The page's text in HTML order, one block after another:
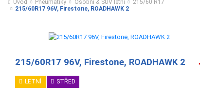
Úvod Pneumatiky Osobní & SUV letní
215/60 R17
215/60R17 96V, Firestone, ROADHAWK 2
215/60R17 96V, Firestone, ROADHAWK 2
LETNÍ STŘED